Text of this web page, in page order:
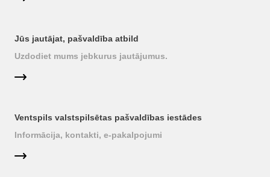
Jūs jautājat, pašvaldība atbild
Uzdodiet mums jebkurus jautājumus.
Ventspils valstspilsētas pašvaldības iestādes
Informācija, kontakti, e-pakalpojumi